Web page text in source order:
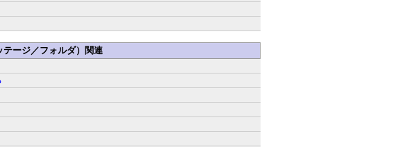
テージ／フォルダ）関連